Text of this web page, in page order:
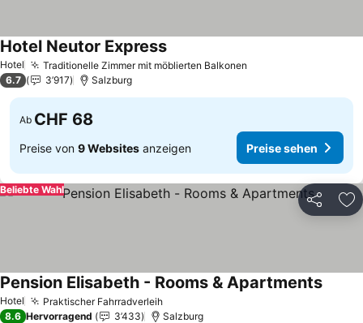
Hotel Traditionelle Zimmer mit möblierten Balkonen
Hotel Neutor ExpressPreise sehen
6.7 3’917 Salzburg
Ab CHF 68
Preise von 9 Websites anzeigen Preise sehen
Teilen
Beliebte Wahl
Hotel Praktischer FahrradverleihPreise sehen
Pension Elisabeth - Rooms & ApartmentsPreise
8.6 Hervorragend 3’433 Salzburg